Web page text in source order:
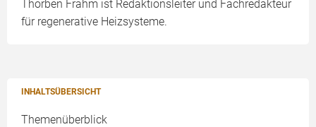
INHALTSÜBERSICHT
Themenüberblick
Thorben Frahm ist Redaktionsleiter und Fachredakteur
für regenerative Heizsysteme.